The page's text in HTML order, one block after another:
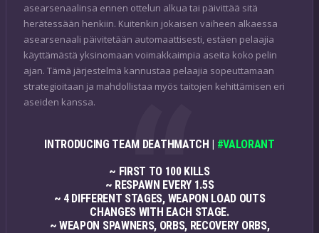
asearsenaalinsa ennen ottelun alkua tai päivittää sitä
herätessään henkiin. Kuitenkin jokaisen vaiheen alkaessa
asearsenaali päivitetään automaattisesti, estäen pelaajia
käyttämästä yksinomaan voimakkaimpia aseita koko pelin
ajan. Tämä järjestelmä kannustaa pelaajia sopeuttamaan
strategioitaan ja mahdollistaa myös taitojen kehittämisen eri
aseiden kanssa.
INTRODUCING TEAM DEATHMATCH | #VALORANT
~ FIRST TO 100 KILLS
~ RESPAWN EVERY 1.5S
~ 4 DIFFERENT STAGES, WEAPON LOAD OUTS
CHANGES WITH EACH STAGE.
~ WEAPON SPAWNERS, ORBS, RECOVERY ORBS,